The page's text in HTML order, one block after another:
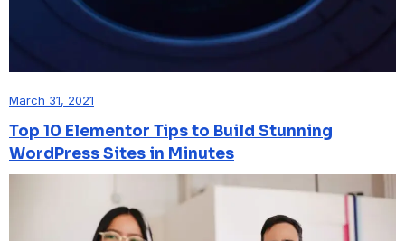
March 31, 2021
Top 10 Elementor Tips to Build Stunning
WordPress Sites in Minutes